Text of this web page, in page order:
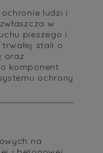
ludzi i
w
pieszego i
stali o
oraz
komponent
ochrony
na